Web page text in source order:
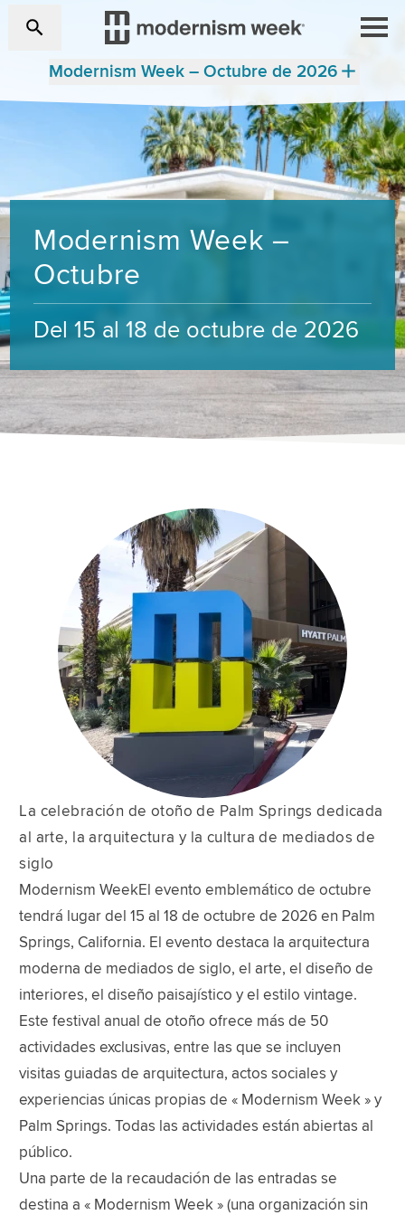
Modernism Week – Octubre de 2026
Modernism Week –
Octubre
Del 15 al 18 de octubre de 2026
La celebración de otoño de Palm Springs dedicada
al arte, la arquitectura y la cultura de mediados de
siglo
Modernism WeekEl evento emblemático de octubre
tendrá lugar del 15 al 18 de octubre de 2026 en Palm
Springs, California. El evento destaca la arquitectura
moderna de mediados de siglo, el arte, el diseño de
interiores, el diseño paisajístico y el estilo vintage.
Este festival anual de otoño ofrece más de 50
actividades exclusivas, entre las que se incluyen
visitas guiadas de arquitectura, actos sociales y
experiencias únicas propias de « Modernism Week » y
Palm Springs. Todas las actividades están abiertas al
público.
Una parte de la recaudación de las entradas se
destina a « Modernism Week » (una organización sin